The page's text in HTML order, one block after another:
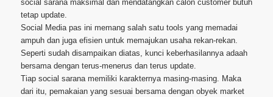
social sarana maksimal dan mendatangkan calon customer butuh
tetap update.
Social Media pas ini memang salah satu tools yang memadai
ampuh dan juga efisien untuk memajukan usaha rekan-rekan.
Seperti sudah disampaikan diatas, kunci keberhasilannya adaah
bersama dengan terus-menerus dan terus update.
Tiap social sarana memiliki karakternya masing-masing. Maka
dari itu, pemakaian yang sesuai bersama dengan obyek market